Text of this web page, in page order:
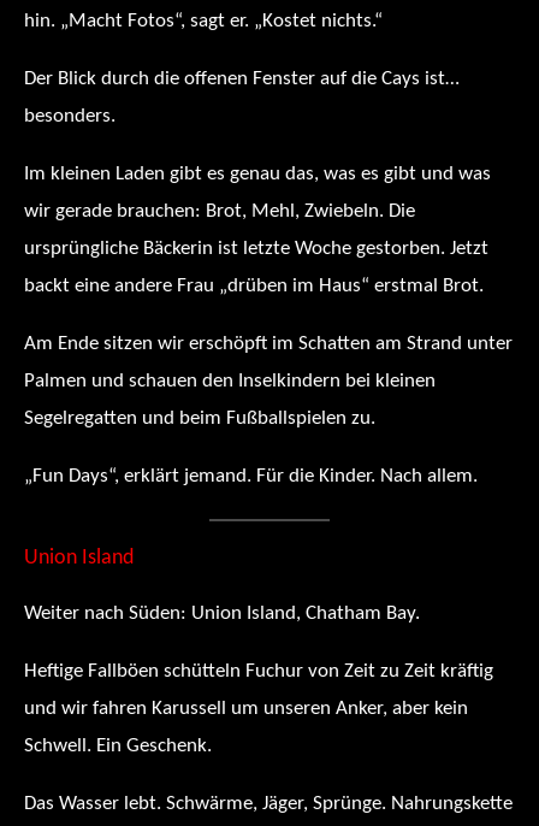
hin. „Macht Fotos“, sagt er. „Kostet nichts.“
Der Blick durch die offenen Fenster auf die Cays ist…
besonders.
Im kleinen Laden gibt es genau das, was es gibt und was
wir gerade brauchen: Brot, Mehl, Zwiebeln. Die
ursprüngliche Bäckerin ist letzte Woche gestorben. Jetzt
backt eine andere Frau „drüben im Haus“ erstmal Brot.
Am Ende sitzen wir erschöpft im Schatten am Strand unter
Palmen und schauen den Inselkindern bei kleinen
Segelregatten und beim Fußballspielen zu.
„Fun Days“, erklärt jemand. Für die Kinder. Nach allem.
Union Island
Weiter nach Süden: Union Island, Chatham Bay.
Heftige Fallböen schütteln Fuchur von Zeit zu Zeit kräftig
und wir fahren Karussell um unseren Anker, aber kein
Schwell. Ein Geschenk.
Das Wasser lebt. Schwärme, Jäger, Sprünge. Nahrungskette